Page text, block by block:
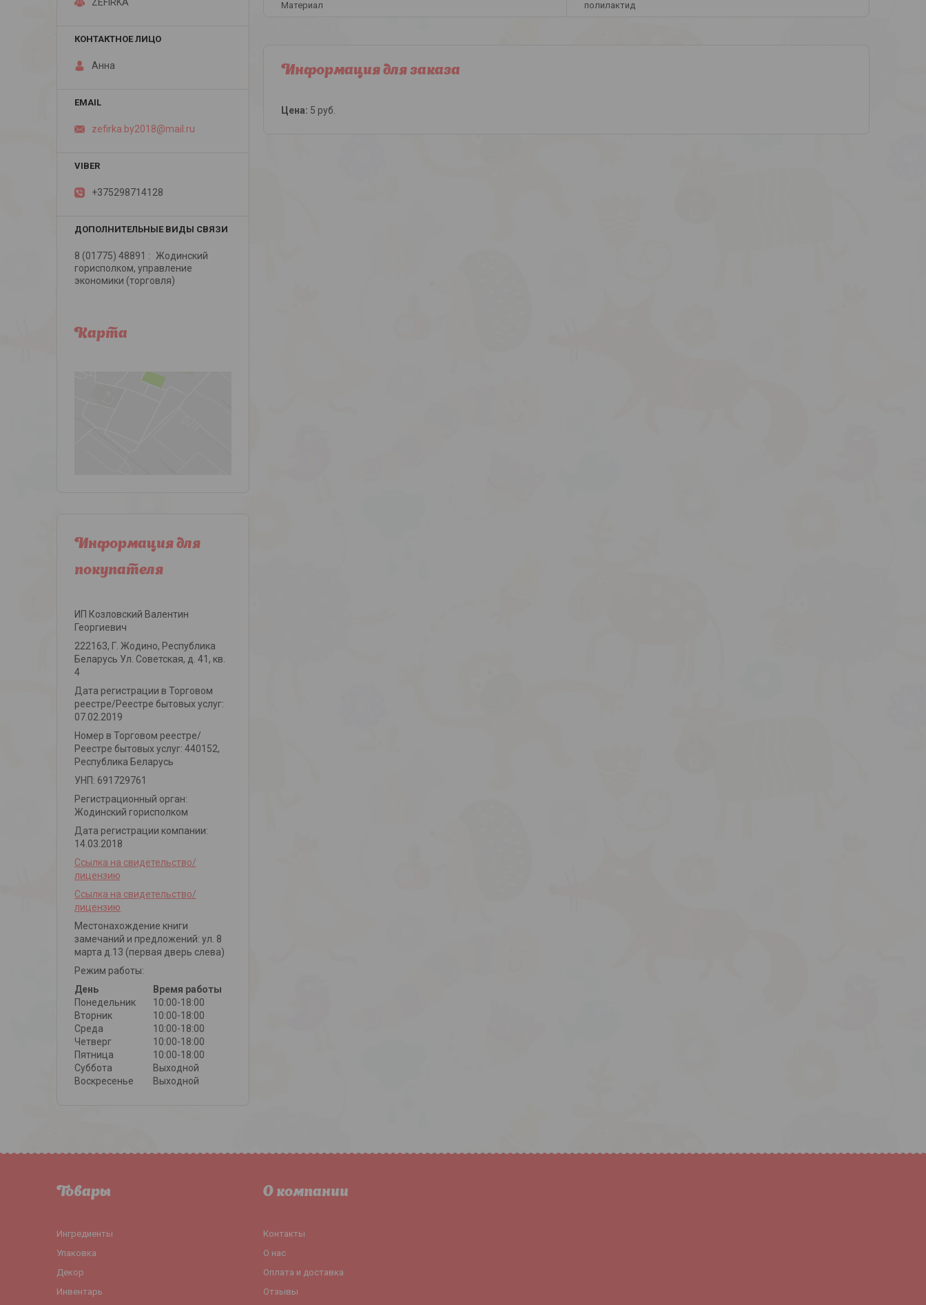
Материал полилактид
Информация для заказа
Цена: 5 руб.
Анна
zefirka.by2018@mail.ru
+375298714128
8 (01775) 48891
Жодинский
горисполком, управление
экономики (торговля)
Карта
Информация для
покупателя
ИП Козловский Валентин
Георгиевич
222163, Г. Жодино, Республика
Беларусь Ул. Советская, д. 41, кв.
4
Дата регистрации в Торговом
реестре/Реестре бытовых услуг:
07.02.2019
Номер в Торговом реестре/
Реестре бытовых услуг: 440152,
Республика Беларусь
УНП: 691729761
Регистрационный орган:
Жодинский горисполком
Дата регистрации компании:
14.03.2018
Ссылка на свидетельство/
лицензию
Ссылка на свидетельство/
лицензию
Местонахождение книги
замечаний и предложений: ул. 8
марта д.13 (первая дверь слева)
Режим работы:
День
Время работы
Понедельник
10:00-18:00
Вторник
10:00-18:00
Среда
10:00-18:00
Четверг
10:00-18:00
Пятница
10:00-18:00
Суббота
Выходной
Воскресенье
Выходной
Товары
Ингредиенты
Упаковка
Декор
Инвентарь
О компании
Контакты
О нас
Оплата и доставка
Отзывы